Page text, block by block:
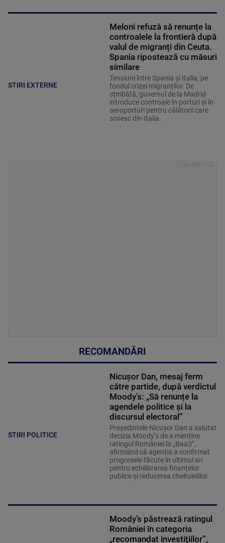
STIRI EXTERNE
Meloni refuză să renunțe la
controalele la frontieră după
valul de migranți din Ceuta.
Spania ripostează cu măsuri
similare
Tensiuni între Spania și Italia, pe
fondul crizei migranților. De
sțmbătă, guvernul de la Madrid
introduce controale în porturi și în
aeroporturi pentru călătorii care
sosesc din Italia.
RECOMANDĂRI
STIRI POLITICE
Nicușor Dan, mesaj ferm
către partide, după verdictul
Moody's: „Să renunțe la
agendele politice şi la
discursul electoral”
Președintele Nicușor Dan a salutat
decizia Moody’s de a menține
ratingul României la „Baa3”,
afirmând că agenția a confirmat
progresele făcute în ultimul an
pentru echilibrarea finanțelor
publice și reducerea cheltuielilor.
Moody’s păstrează ratingul
României în categoria
„recomandat investiţiilor”,